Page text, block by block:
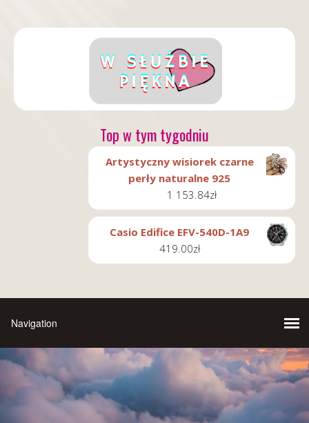
Top w tym tygodniu
Artystyczny wisiorek czarne
perły naturalne 925
1 153.84zł
Casio Edifice EFV-540D-1A9
419.00zł